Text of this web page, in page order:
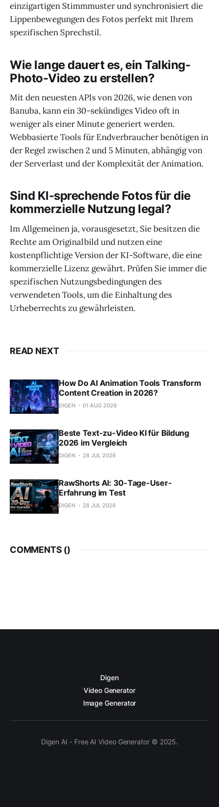
einzigartigen Stimmmuster und synchronisiert die
Lippenbewegungen des Fotos perfekt mit Ihrem
spezifischen Sprechstil.
Wie lange dauert es, ein Talking-
Photo-Video zu erstellen?
Mit den neuesten APIs von 2026, wie denen von
Banuba, kann ein 30-sekündiges Video oft in
weniger als einer Minute generiert werden.
Webbasierte Tools für Endverbraucher benötigen in
der Regel zwischen 2 und 5 Minuten, abhängig von
der Serverlast und der Komplexität der Animation.
Sind KI-sprechende Fotos für die
kommerzielle Nutzung legal?
Im Allgemeinen ja, vorausgesetzt, Sie besitzen die
Rechte am Originalbild und nutzen eine
kostenpflichtige Version der KI-Software, die eine
kommerzielle Lizenz gewährt. Prüfen Sie immer die
spezifischen Nutzungsbedingungen des
verwendeten Tools, um die Einhaltung des
Urheberrechts zu gewährleisten.
READ NEXT
How Do AI Animation Tools Transform
Content Creation in 2026?
DIGEN 01 AUG 2026
Beste Text-zu-Video KI für Bildung
2026 im Vergleich
DIGEN 28 JUL 2026
RawShorts AI: 30-Tage-User-
Erfahrung im Test
DIGEN 28 JUL 2026
COMMENTS ()
Digen
Video Generator
Image Generator
Digen AI - Free AI Video Generator © 2025.